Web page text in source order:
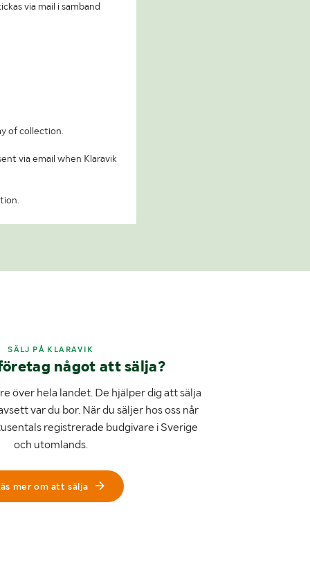
via mail i samband
of collection.
via email when Klaravik
SÄLJ PÅ KLARAVIK
något att sälja?
över hela landet. De hjälper dig att sälja
var du bor. När du säljer hos oss når
registrerade budgivare i Sverige
och utomlands.
mer om att sälja